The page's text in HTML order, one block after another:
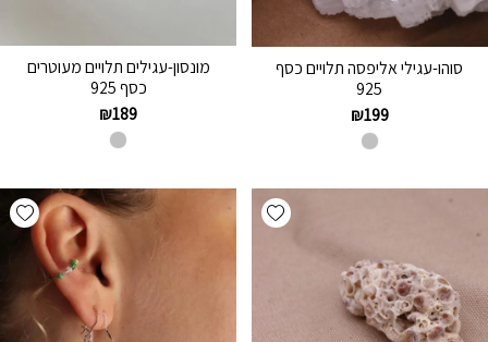
סוהו-עגילי אליפסה תלויים כסף
925
₪199
מונסון-עגילים תלויים מעוטרים
כסף 925
₪189
Add wishlist